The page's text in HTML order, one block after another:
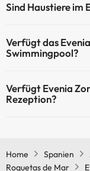
Sind Haustiere im
Verfügt das
Swimmingpool?
Service ist eventuell
Informationen über
Verfügt Evenia
Rezeption?
Home Spanien
Roquetas de Mar